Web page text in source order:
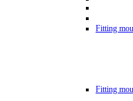
Fitting
Fitting